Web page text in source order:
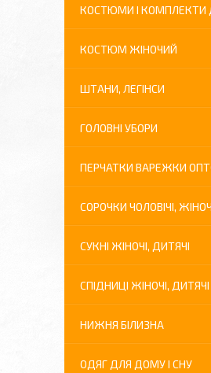
КОСТЮМИ І КОМПЛЕКТИ
КОСТЮМ ЖІНОЧИЙ
ШТАНИ, ЛЕГІНСИ
ГОЛОВНІ УБОРИ
ПЕРЧАТКИ ВАРЕЖКИ
СОРОЧКИ ЧОЛОВІЧІ,
СУКНІ ЖІНОЧІ, ДИТЯЧІ
СПІДНИЦІ ЖІНОЧІ, ДИТЯЧІ
НИЖНЯ БІЛИЗНА
ОДЯГ ДЛЯ ДОМУ І СНУ